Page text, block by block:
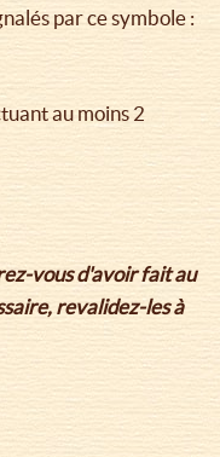
par ce symbole :
au moins 2
vous d'avoir fait au
revalidez-les à